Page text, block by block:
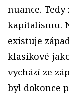
nuance.
kapitalismu.
existuje
klasikové
vychází ze
byl dokonce